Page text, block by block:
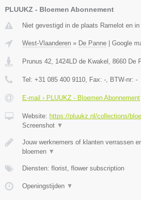
PLUUKZ - Bloemen Abonnement
Niet gevestigd in de plaats Ramelot en
West-Vlaanderen » De Panne Google
Prunus 42, 1424LD de Kwakel , 8660 De
Tel: +31 085 400 9110, Fax: -, BTW-nr: -
E-mail › PLUUKZ - Bloemen Abonnement
Website: https://pluukz.nl/collections/
Screenshot ▼
Jouw werknemers of klanten verrassen
bloemen ▼
Diensten: florist, flower subscription
Openingstijden ▼